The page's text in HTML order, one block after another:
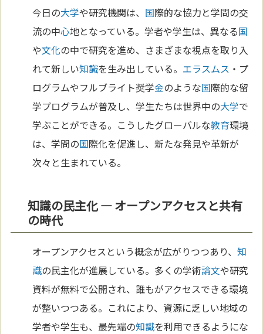
今日の大学や研究機関は、 国際的な協力と学問の交
流の中心地となっている。学者や学生は、異なる国
や文化の中で研究を進め、さまざまな視点を取り入
れて新しい知識を生み出している。 エラスムス ・プ
ログラムやフルブライト奨学金のような国際的な留
学プログラムが普及し、学生たちは世界中の大学で
学ぶことができる。こうしたグローバルな教育環境
は、学問の国際化を促進し、新たな発見や革新が
次々と生まれている。
知識の民主化 — オープンアクセスと共有
の時代
オープンアクセスという概念が広がりつつあり、知
識の民主化が進展している。多くの学術論文や研究
資料が無料で公開され、誰もがアクセスできる環境
が整いつつある。これにより、資源に乏しい地域の
学者や学生も、最先端の知識を利用できるようにな